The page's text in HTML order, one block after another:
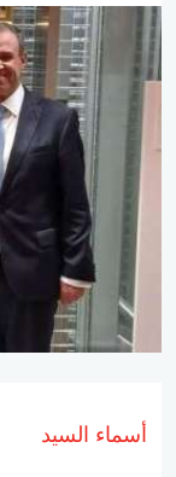
أسماء السيد